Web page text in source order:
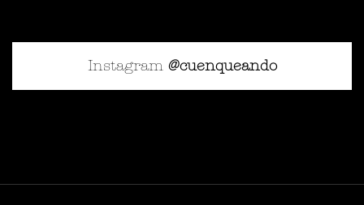
Francisco Martín
Instagram @cuenqueando